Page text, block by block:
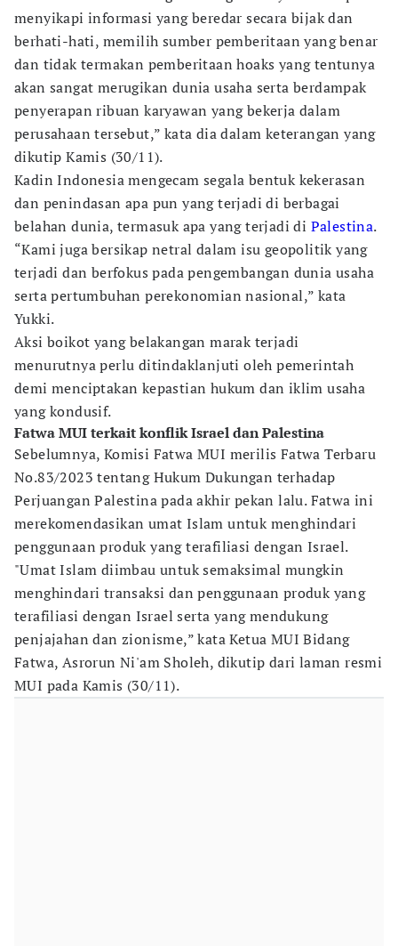
menyikapi informasi yang beredar secara bijak dan
berhati-hati, memilih sumber pemberitaan yang benar
dan tidak termakan pemberitaan hoaks yang tentunya
akan sangat merugikan dunia usaha serta berdampak
penyerapan ribuan karyawan yang bekerja dalam
perusahaan tersebut,” kata dia dalam keterangan yang
dikutip Kamis (30/11).
Kadin Indonesia mengecam segala bentuk kekerasan
dan penindasan apa pun yang terjadi di berbagai
belahan dunia, termasuk apa yang terjadi di Palestina.
“Kami juga bersikap netral dalam isu geopolitik yang
terjadi dan berfokus pada pengembangan dunia usaha
serta pertumbuhan perekonomian nasional,” kata
Yukki.
Aksi boikot yang belakangan marak terjadi
menurutnya perlu ditindaklanjuti oleh pemerintah
demi menciptakan kepastian hukum dan iklim usaha
yang kondusif.
Fatwa MUI terkait konflik Israel dan Palestina
Sebelumnya, Komisi Fatwa MUI merilis Fatwa Terbaru
No.83/2023 tentang Hukum Dukungan terhadap
Perjuangan Palestina pada akhir pekan lalu. Fatwa ini
merekomendasikan umat Islam untuk menghindari
penggunaan produk yang terafiliasi dengan Israel.
"Umat Islam diimbau untuk semaksimal mungkin
menghindari transaksi dan penggunaan produk yang
terafiliasi dengan Israel serta yang mendukung
penjajahan dan zionisme,” kata Ketua MUI Bidang
Fatwa, Asrorun Ni'am Sholeh, dikutip dari laman resmi
MUI pada Kamis (30/11).